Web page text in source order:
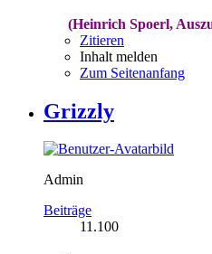
(Heinrich Spoerl,
Zitieren
Inhalt melden
Zum Seitenanfang
Grizzly
Admin
Beiträge
11.100